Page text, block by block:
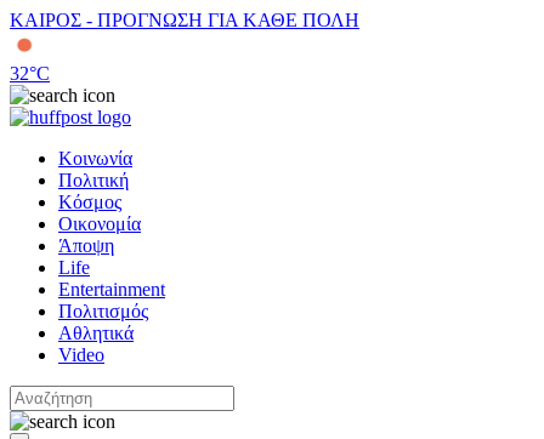
ΚΑΙΡΟΣ - ΠΡΟΓΝΩΣΗ ΓΙΑ ΚΑΘΕ ΠΟΛΗ
32°C
Κοινωνία
Πολιτική
Κόσμος
Οικονομία
Άποψη
Life
Entertainment
Πολιτισμός
Αθλητικά
Video